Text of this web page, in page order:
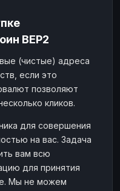
BEP2
(чистые) адреса
если это
позволяют
кликов.
для совершения
на вас. Задача
вам всю
для принятия
Мы не можем